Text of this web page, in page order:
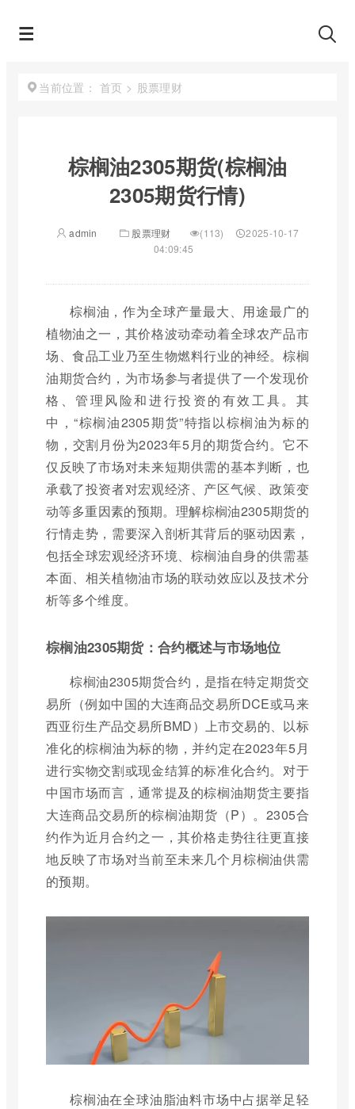
当前位置： 首页 > 股票理财
棕榈油2305期货(棕榈油
2305期货行情)
admin 股票理财 (113)
2025-10-17
04:09:45
棕榈油，作为全球产量最大、用途最广的
植物油之一，其价格波动牵动着全球农产品市
场、食品工业乃至生物燃料行业的神经。棕榈
油期货合约，为市场参与者提供了一个发现价
格、管理风险和进行投资的有效工具。其
中，“棕榈油2305期货”特指以棕榈油为标的
物，交割月份为2023年5月的期货合约。它不
仅反映了市场对未来短期供需的基本判断，也
承载了投资者对宏观经济、产区气候、政策变
动等多重因素的预期。理解棕榈油2305期货的
行情走势，需要深入剖析其背后的驱动因素，
包括全球宏观经济环境、棕榈油自身的供需基
本面、相关植物油市场的联动效应以及技术分
析等多个维度。
棕榈油2305期货：合约概述与市场地位
棕榈油2305期货合约，是指在特定期货交
易所（例如中国的大连商品交易所DCE或马来
西亚衍生产品交易所BMD）上市交易的、以标
准化的棕榈油为标的物，并约定在2023年5月
进行实物交割或现金结算的标准化合约。对于
中国市场而言，通常提及的棕榈油期货主要指
大连商品交易所的棕榈油期货（P）。2305合
约作为近月合约之一，其价格走势往往更直接
地反映了市场对当前至未来几个月棕榈油供需
的预期。
棕榈油在全球油脂油料市场中占据举足轻